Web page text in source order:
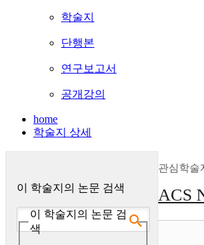
학술지
단행본
연구보고서
공개강의
home
학술지 상세
이 학술지의 논문 검색
이 학술지의 논문 검
색
관심학술
ACS